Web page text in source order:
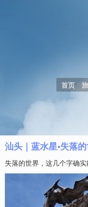
首页
汕头｜蓝水星•失落
失落的世界，这几个字确